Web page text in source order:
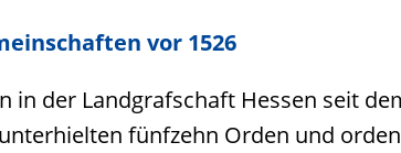
vor 1526
in der Landgrafschaft Hessen seit
fünfzehn Orden und